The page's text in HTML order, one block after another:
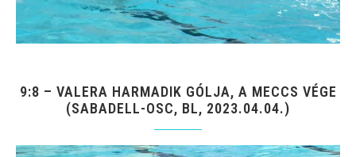
9:8 – VALERA HARMADIK GÓLJA, A MECCS VÉGE
(SABADELL-OSC, BL, 2023.04.04.)